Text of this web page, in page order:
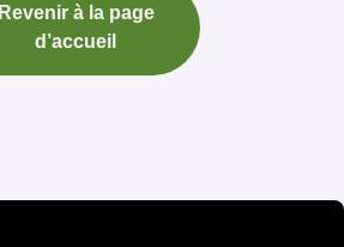
Revenir à la page
d’accueil